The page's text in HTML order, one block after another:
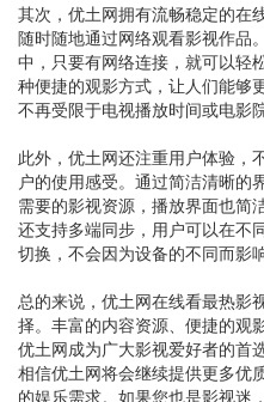
其次，优土网拥有流畅稳定的在
随时随地通过网络观看影视作品
中，只要有网络连接，就可以轻
种便捷的观影方式，让人们能够
不再受限于电视播放时间或电影
此外，优土网还注重用户体验，
户的使用感受。通过简洁清晰的
需要的影视资源，播放界面也简
还支持多端同步，用户可以在不
切换，不会因为设备的不同而影
总的来说，优土网在线看最热影
择。丰富的内容资源、便捷的观
优土网成为广大影视爱好者的首
相信优土网将会继续提供更多优
的娱乐需求。如果您也是影视迷